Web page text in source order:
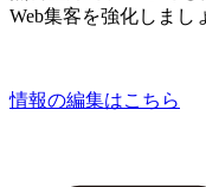
Web集客を強化しまし
情報の編集はこちら